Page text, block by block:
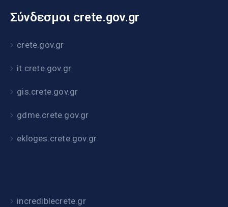
Σύνδεσμοι crete.gov.gr
crete.gov.gr
it.crete.gov.gr
gis.crete.gov.gr
gdme.crete.gov.gr
ekloges.crete.gov.gr
incrediblecrete.gr